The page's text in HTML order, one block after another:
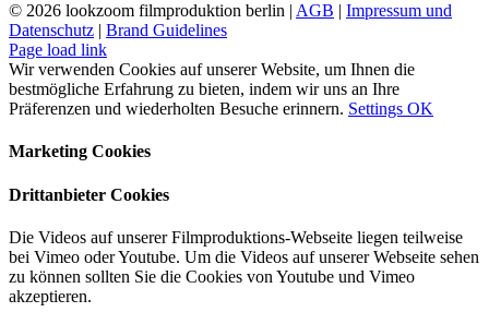
© 2026 lookzoom filmproduktion berlin | AGB | Impressum und
Datenschutz | Brand Guidelines
Facebook
Vimeo
YouTube
Instagram
Page load link
Wir verwenden Cookies auf unserer Website, um Ihnen die
bestmögliche Erfahrung zu bieten, indem wir uns an Ihre
Präferenzen und wiederholten Besuche erinnern. Settings OK
Marketing Cookies
Drittanbieter Cookies
Die Videos auf unserer Filmproduktions-Webseite liegen teilweise
bei Vimeo oder Youtube. Um die Videos auf unserer Webseite sehen
zu können sollten Sie die Cookies von Youtube und Vimeo
akzeptieren.